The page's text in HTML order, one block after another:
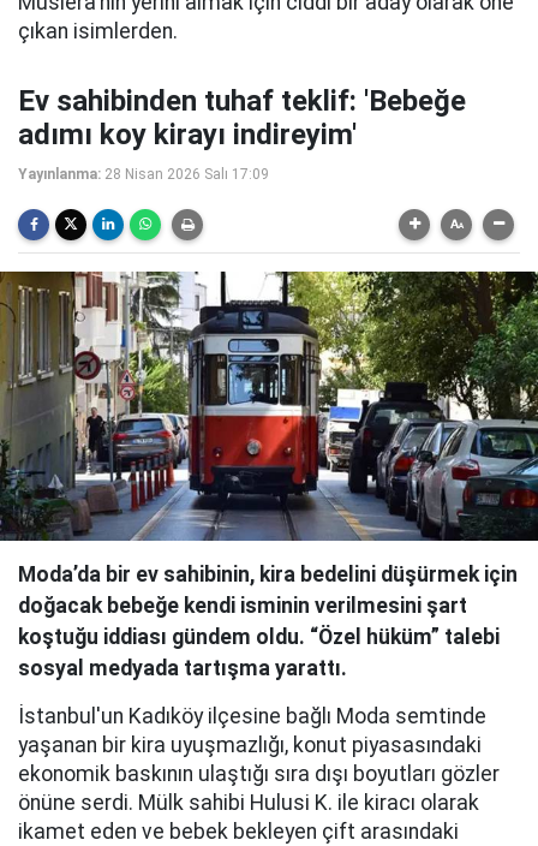
çıkan isimlerden.
Ev sahibinden tuhaf teklif: 'Bebeğe
adımı koy kirayı indireyim'
Yayınlanma: 28 Nisan 2026 Salı 17:09
Moda’da bir ev sahibinin, kira bedelini düşürmek için
doğacak bebeğe kendi isminin verilmesini şart
koştuğu iddiası gündem oldu. “Özel hüküm” talebi
sosyal medyada tartışma yarattı.
İstanbul'un Kadıköy ilçesine bağlı Moda semtinde
yaşanan bir kira uyuşmazlığı, konut piyasasındaki
ekonomik baskının ulaştığı sıra dışı boyutları gözler
önüne serdi. Mülk sahibi Hulusi K. ile kiracı olarak
ikamet eden ve bebek bekleyen çift arasındaki